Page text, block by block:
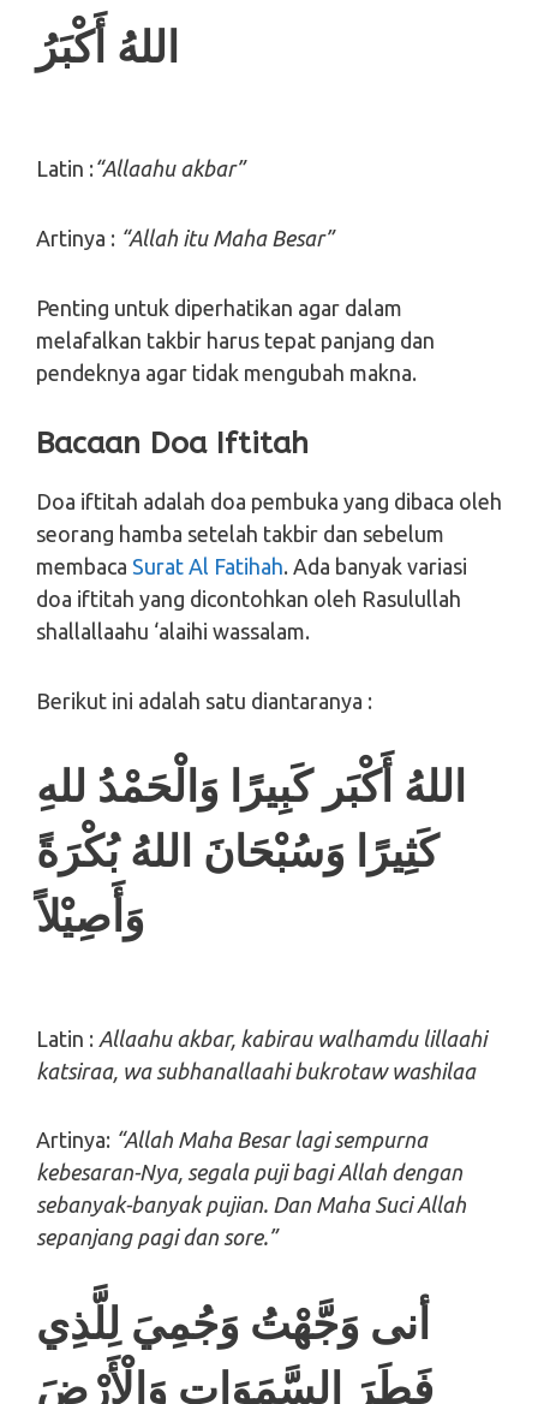
اللهُ أَكْبَرُ
Latin : “Allaahu akbar”
Artinya : “Allah itu Maha Besar”
Penting untuk diperhatikan agar dalam
melafalkan takbir harus tepat panjang dan
pendeknya agar tidak mengubah makna.
Bacaan Doa Iftitah
Doa iftitah adalah doa pembuka yang dibaca oleh
seorang hamba setelah takbir dan sebelum
membaca Surat Al Fatihah. Ada banyak variasi
doa iftitah yang dicontohkan oleh Rasulullah
shallallaahu ‘alaihi wassalam.
Berikut ini adalah satu diantaranya :
اللهُ أَكْبَر كَبِيرًا وَالْحَمْدُ للهِ
كَثِيرًا وَسُبْحَانَ اللهُ بُكْرَةً
وَأَصِيْلاً
Latin : Allaahu akbar, kabirau walhamdu lillaahi
katsiraa, wa subhanallaahi bukrotaw washilaa
Artinya: “Allah Maha Besar lagi sempurna
kebesaran-Nya, segala puji bagi Allah dengan
sebanyak-banyak pujian. Dan Maha Suci Allah
sepanjang pagi dan sore.”
أنى وَجَّهْتُ وَجُمِيَ لِلَّذِي
فَطَرَ السَّمَوَاتِ وَالْأَرْضَ